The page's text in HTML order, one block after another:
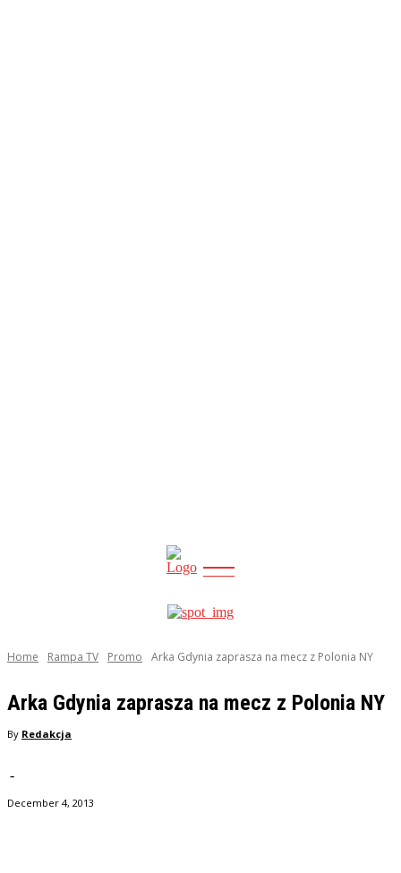
news
Home Rampa TV Promo Arka Gdynia zaprasza na mecz z Polonia NY
Arka Gdynia zaprasza na mecz z Polonia NY
By Redakcja
-
December 4, 2013